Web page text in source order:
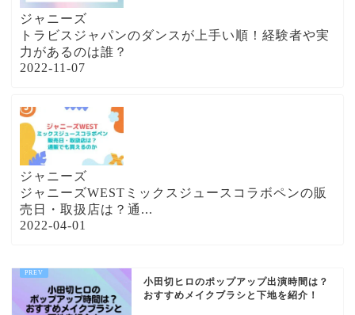
ジャニーズ
トラビスジャパンのダンスが上手い順！経験者や実
力があるのは誰？
2022-11-07
ジャニーズ
ジャニーズWESTミックスジュースコラボペンの販
売日・取扱店は？通...
2022-04-01
小田切ヒロのポップアップ出演時間は？
おすすめメイクブラシと下地を紹介！